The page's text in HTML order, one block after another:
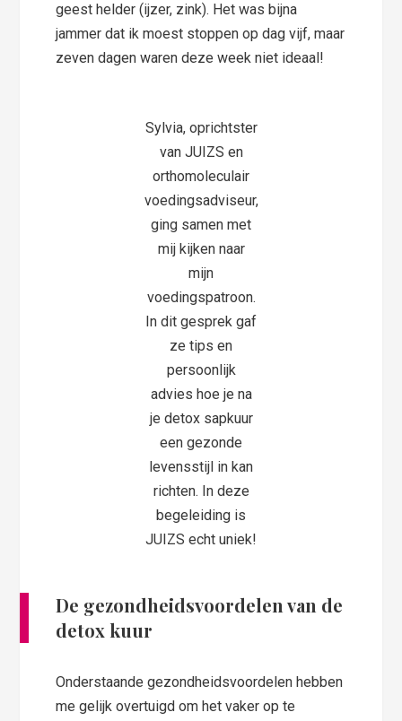
geest helder (ijzer, zink). Het was bijna
jammer dat ik moest stoppen op dag vijf, maar
zeven dagen waren deze week niet ideaal!
Sylvia, oprichtster
van JUIZS en
orthomoleculair
voedingsadviseur,
ging samen met
mij kijken naar
mijn
voedingspatroon.
In dit gesprek gaf
ze tips en
persoonlijk
advies hoe je na
je detox sapkuur
een gezonde
levensstijl in kan
richten. In deze
begeleiding is
JUIZS echt uniek!
De gezondheidsvoordelen van de
detox kuur
Onderstaande gezondheidsvoordelen hebben
me gelijk overtuigd om het vaker op te